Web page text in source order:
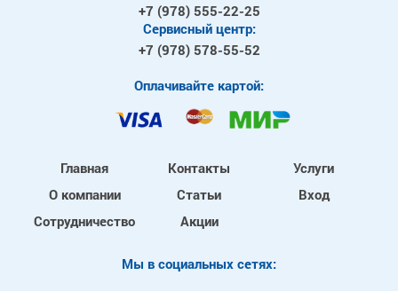
+7 (978) 555-22-25
Сервисный центр:
+7 (978) 578-55-52
Оплачивайте картой:
Главная
О компании
Сотрудничество
Контакты
Статьи
Акции
Услуги
Вход
Mы в социальных сетях: